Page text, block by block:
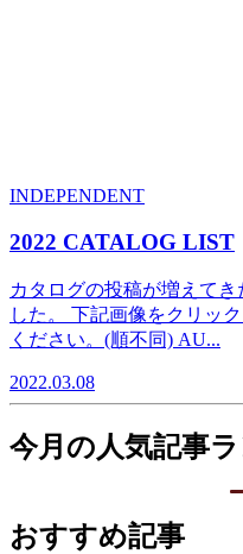
INDEPENDENT
2022 CATALOG LIST
カタログの投稿が増えて
した。 下記画像をクリッ
ください。(順不同) AU...
2022.03.08
今月の人気記事
おすすめ記事